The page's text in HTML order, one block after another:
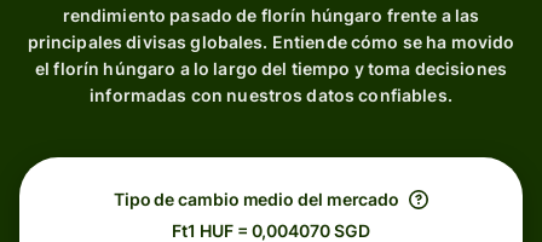
rendimiento pasado de florín húngaro frente a las
principales divisas globales. Entiende cómo se ha movido
el florín húngaro a lo largo del tiempo y toma decisiones
informadas con nuestros datos confiables.
Tipo de cambio medio del mercado
Ft1 HUF = 0,004070 SGD